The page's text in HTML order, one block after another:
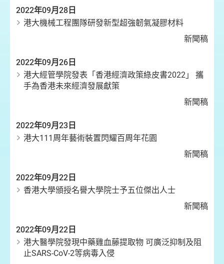
2022年09月28日
港大機械工程團隊研發新型超強韌氣凝膠材料
新聞稿
2022年09月26日
港大經管學院發表「香港經濟政策綠皮書2022」 攜
手為香港未來經濟發展獻策
新聞稿
2022年09月23日
港大111周年藝術裝置閃耀百周年花園
新聞稿
2022年09月22日
香港大學頒授名譽大學院士予五位傑出人士
新聞稿
2022年09月22日
港大醫學院發現中藥雞血藤提取物 可廣泛抑制及阻
止SARS-CoV-2等病毒入侵